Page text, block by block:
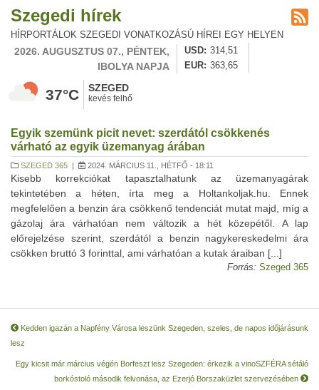
Szegedi hírek
HÍRPORTÁLOK SZEGEDI VONATKOZÁSÚ HÍREI EGY HELYEN
2026. AUGUSZTUS 07., PÉNTEK,
IBOLYA NAPJA
USD
314,51
EUR
363,65
37°C SZEGED
kevés felhő
Egyik szemünk picit nevet: szerdától csökkenés
várható az egyik üzemanyag árában
SZEGED 365 | 2024. MÁRCIUS 11., HÉTFŐ - 18:11
Kisebb korrekciókat tapasztalhatunk az üzemanyagárak
tekintetében a héten, írta meg a Holtankoljak.hu. Ennek
megfelelően a benzin ára csökkenő tendenciát mutat majd, míg a
gázolaj ára várhatóan nem változik a hét közepétől. A lap
előrejelzése szerint, szerdától a benzin nagykereskedelmi ára
csökken bruttó 3 forinttal, ami várhatóan a kutak áraiban [...]
Forrás: Szeged 365
Kedden igazán a Napfény Városa leszünk Szegeden, szeles, de napos időjárásunk
lesz
Egy kicsit már március végén Borfeszt lesz Szegeden: érkezik a vinoSZFÉRA sétáló
borkóstoló második felvonása, az Ezerjó Borszaküzlet szervezésében